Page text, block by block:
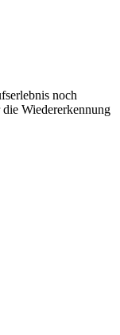
noch
die Wiedererkennung